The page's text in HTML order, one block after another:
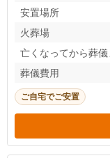
安置場所
火葬場
亡くなってから葬
葬儀費用
ご自宅でご安置